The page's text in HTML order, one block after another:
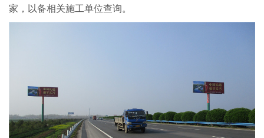
家，以备相关施工单位查询。